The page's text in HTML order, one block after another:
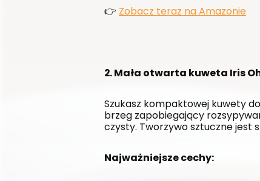
👉 Zobacz teraz na Amazonie
2. Mała otwarta kuweta Iris
Szukasz kompaktowej kuwety
brzeg zapobiegający
czysty. Tworzywo sztuczne jest
Najważniejsze cechy: